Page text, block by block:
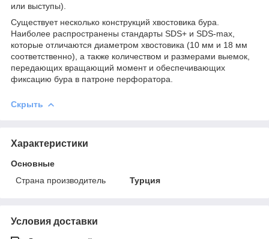
или выступы).
Существует несколько конструкций хвостовика бура.
Наиболее распространены стандарты SDS+ и SDS-max,
которые отличаются диаметром хвостовика (10 мм и 18 мм
соответственно), а также количеством и размерами выемок,
передающих вращающий момент и обеспечивающих
фиксацию бура в патроне перфоратора.
Скрыть
Характеристики
Основные
Страна производитель
Турция
Условия доставки